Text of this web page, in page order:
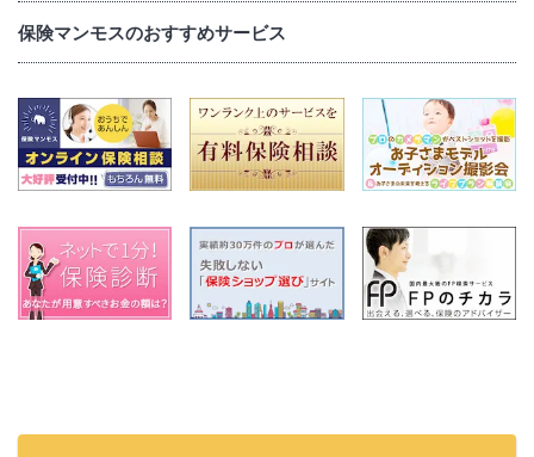
保険マンモスのおすすめサービス